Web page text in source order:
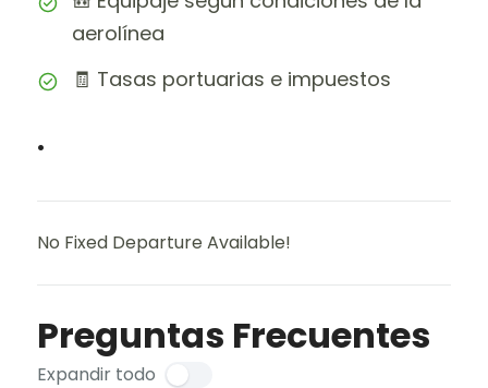
aerolínea
🧾 Tasas portuarias e impuestos
.
No Fixed Departure Available!
Preguntas Frecuentes
Expandir todo